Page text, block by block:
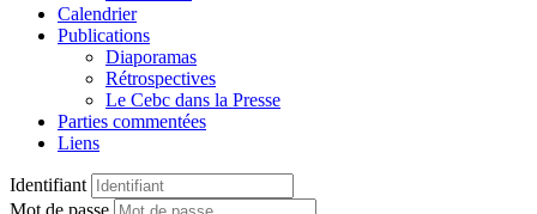
Calendrier
Publications
Diaporamas
Rétrospectives
Le Cebc dans la Presse
Parties commentées
Liens
Identifiant
Mot de passe